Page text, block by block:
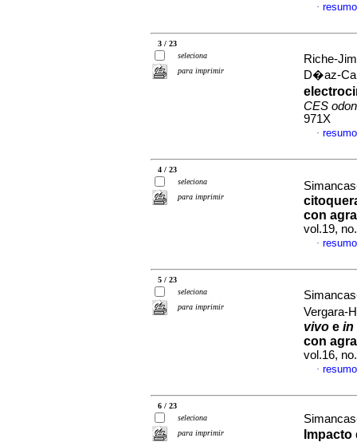
·
3 / 23
seleciona
para imprimir
Riche-
D�az-
CES
971X
·
4 / 23
seleciona
para imprimir
con
vol.19,
·
5 / 23
seleciona
para imprimir
Vergara-
vivo e in
con
vol.16,
·
6 / 23
seleciona
para imprimir